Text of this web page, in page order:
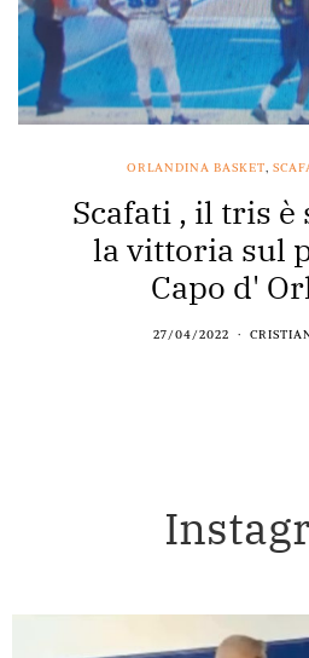
ORLANDINA BASKET
Scafati , il tris è
la vittoria sul
Capo d'
27/04/2022